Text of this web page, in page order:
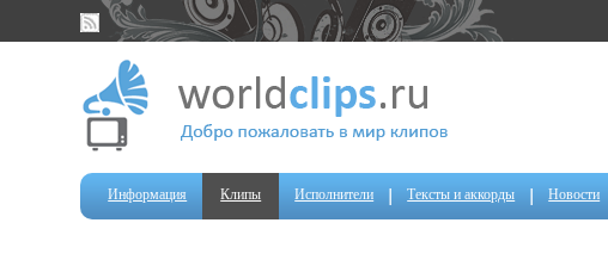
Информация Клипы Исполнители Тексты и аккорды Новости